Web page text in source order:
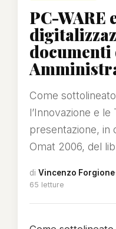
PC-WARE
Come
l’Innovazione e
presentazione, in
Omat 2006, del
di Vincenzo Forgione·
65 letture